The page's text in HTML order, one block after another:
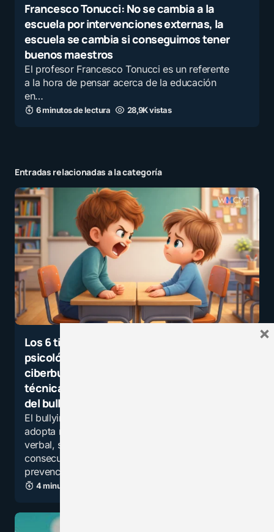
Francesco Tonucci: No se cambia a la
escuela por intervenciones externas, la
escuela se cambia si conseguimos tener
buenos maestros
El profesor Francesco Tonucci es un referente
a la hora de pensar acerca de la educación
en…
6 minutos de lectura 28,9K vistas
Entradas relacionadas a la categoría
Los 6 tipos de acoso escolar: físico,
psicológico, verbal, sexual, social y
ciberbullying. Descarga la «Guía con
técnicas y dinámicas para la intervención
del bullying»
El bullying afecta a 4 de cada 10 estudiantes y
adopta múltiples formas física, psicológica,
verbal, sexual, social y digital, generando
consecuencias emocionales que exigen
prevención e…
4 minutos de lectura
×